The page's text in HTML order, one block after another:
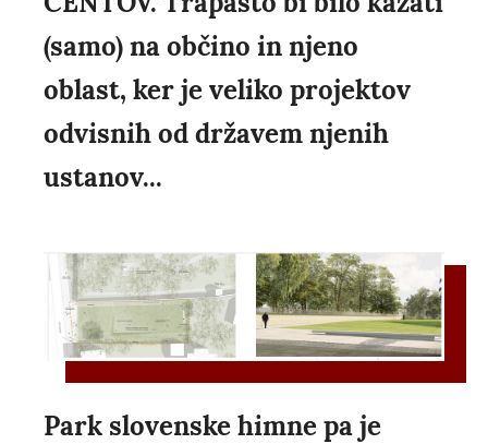
(samo) na občino in njeno
oblast, ker je veliko projektov
odvisnih od državem njenih
ustanov...
Park slovenske himne pa je